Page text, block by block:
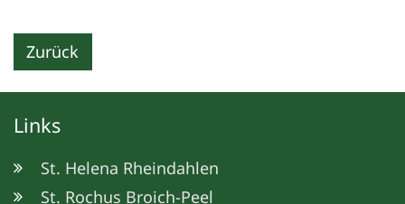
Zurück
Links
St. Helena Rheindahlen
St. Rochus Broich-Peel